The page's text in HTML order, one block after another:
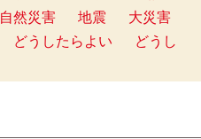
自然災害 地震
大災害
どうしたらよい
どうし